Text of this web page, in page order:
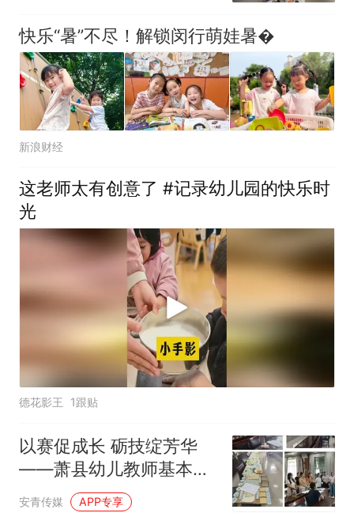
快乐“暑”不尽！解锁闵行萌娃暑�
新浪财经
这老师太有创意了 #记录幼儿园的快乐时
光
德花影王 1跟贴
以赛促成长 砺技绽芳华
——萧县幼儿教师基本功
比赛圆满落幕
安青传媒 APP专享